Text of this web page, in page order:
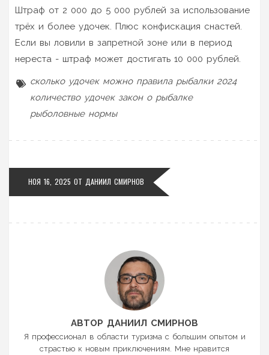
Штраф от 2 000 до 5 000 рублей за использование
трёх и более удочек. Плюс конфискация снастей.
Если вы ловили в запретной зоне или в период
нереста - штраф может достигать 10 000 рублей.
сколько удочек можно правила рыбалки 2024
количество удочек закон о рыбалке
рыболовные нормы
НОЯ 16, 2025 ОТ ДАНИИЛ СМИРНОВ
АВТОР ДАНИИЛ СМИРНОВ
Я профессионал в области туризма с большим опытом и
страстью к новым приключениям. Мне нравится